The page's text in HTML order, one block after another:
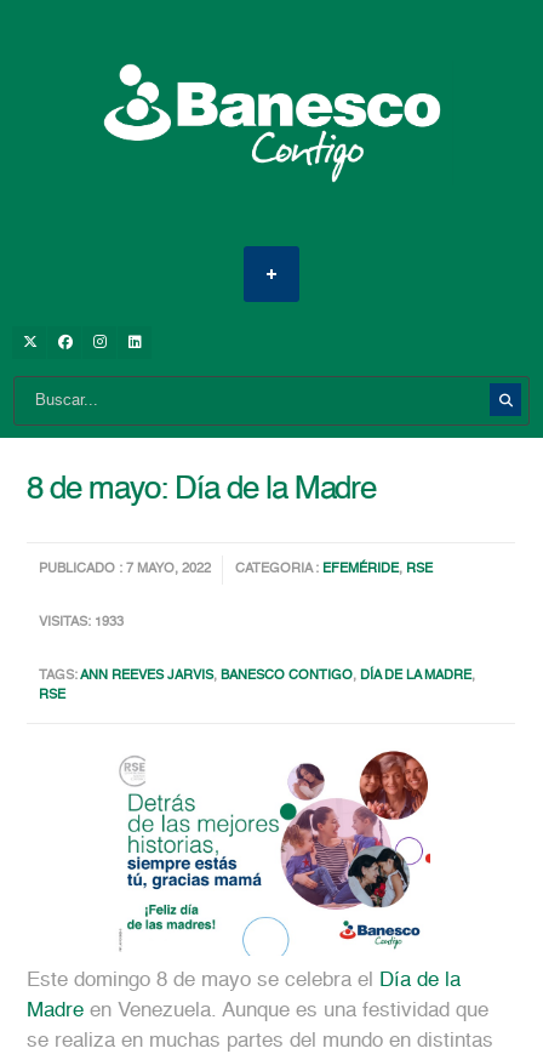
8 de mayo: Día de la Madre
PUBLICADO : 7 MAYO, 2022 CATEGORIA : EFEMÉRIDE, RSE
VISITAS: 1933
TAGS:ANN REEVES JARVIS,BANESCO CONTIGO,DÍA DE LA MADRE,
RSE
Este domingo 8 de mayo se celebra el
Día de la
Madreen Venezuela. Aunque es una festividad que
se realiza en muchas partes del mundo en distintas